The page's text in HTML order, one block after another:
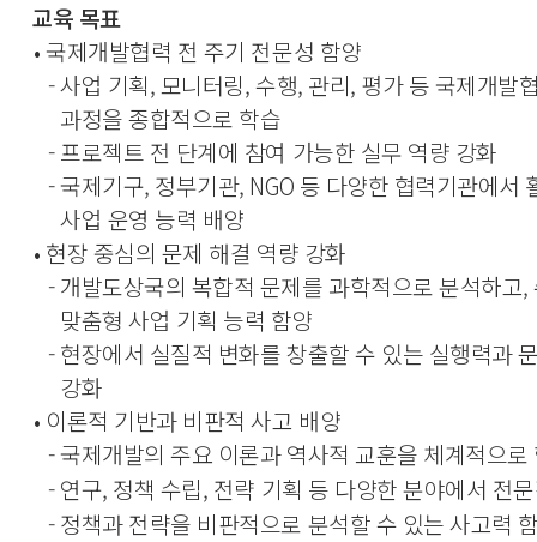
교육 목표
•국제개발협력 전 주기 전문성 함양
- 사업 기획, 모니터링, 수행, 관리, 평가 등 국제개발
과정을 종합적으로 학습
- 프로젝트 전 단계에 참여 가능한 실무 역량 강화
- 국제기구, 정부기관, NGO 등 다양한 협력기관에서
사업 운영 능력 배양
• 현장 중심의 문제 해결 역량 강화
- 개발도상국의 복합적 문제를 과학적으로 분석하고,
맞춤형 사업 기획 능력 함양
- 현장에서 실질적 변화를 창출할 수 있는 실행력과
강화
• 이론적 기반과 비판적 사고 배양
- 국제개발의 주요 이론과 역사적 교훈을 체계적으로
- 연구, 정책 수립, 전략 기획 등 다양한 분야에서 전
- 정책과 전략을 비판적으로 분석할 수 있는 사고력